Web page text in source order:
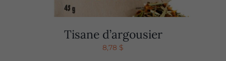
Tisane d’argousier
8,78 $